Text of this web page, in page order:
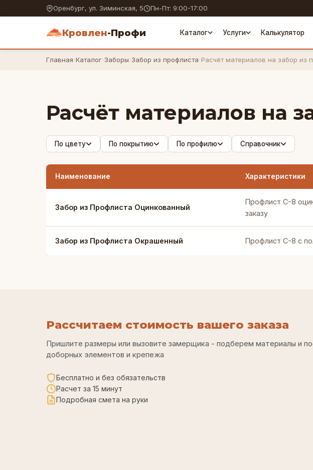
Оренбург, ул. Зиминская, 5 Пн-Пт: 9:00-17:00
Кровлен-Профи Каталог Услуги Калькулятор
Главная›Каталог›Заборы›Забор из профлиста›Расчёт материалов на забор из
Расчёт материалов на
По цвету По покрытию По профилю Справочник
Наименование Характеристики
Забор из Профлиста Оцинкованный
Профлист С-8
заказу
Забор из Профлиста Окрашенный Профлист С-8 с
Рассчитаем стоимость вашего заказа
Пришлите размеры или вызовите замерщика - подберем материалы и
доборных элементов и крепежа
Бесплатно и без обязательств
Расчет за 15 минут
Подробная смета на руки